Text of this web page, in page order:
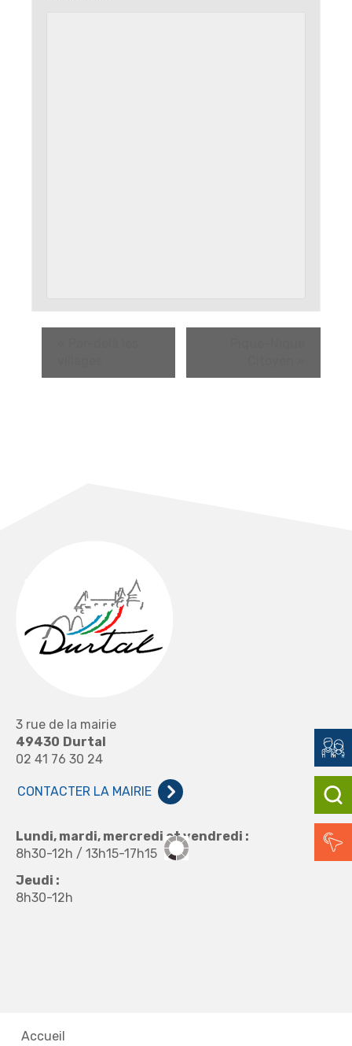
3 rue de la mairie
49430 Durtal
02 41 76 30 24
CONTACTER LA MAIRIE
Lundi, mardi, mercredi et vendredi :
8h30-12h / 13h15-17h15
Jeudi :
8h30-12h
Accueil